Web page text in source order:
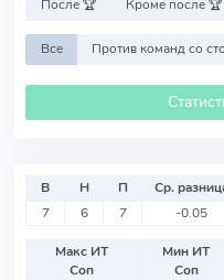
После 🏆 Кроме после 🏆
Все
В Н П Ср.
7
6 7 -0.05
Макс ИТ
Соп
Мин ИТ
Соп